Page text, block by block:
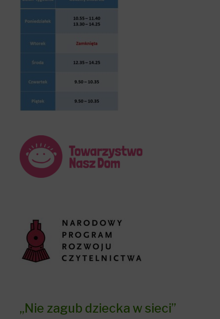
„Nie zagub dziecka w sieci”